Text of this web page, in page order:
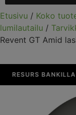
Etusivu / Koko
lumilautailu /
Revent GT Amid
BANKILLA 12